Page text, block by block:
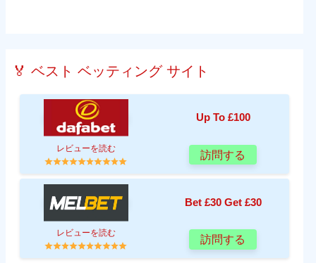
🏅 ベスト ベッティング サイト
Up To £100
レビューを読む
訪問する
Bet £30 Get £30
レビューを読む
訪問する